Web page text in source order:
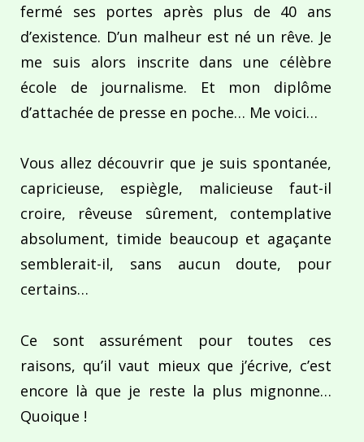
fermé ses portes après plus de 40 ans
d’existence. D’un malheur est né un rêve. Je
me suis alors inscrite dans une célèbre
école de journalisme. Et mon diplôme
d’attachée de presse en poche… Me voici…
Vous allez découvrir que je suis spontanée,
capricieuse, espiègle, malicieuse faut-il
croire, rêveuse sûrement, contemplative
absolument, timide beaucoup et agaçante
semblerait-il, sans aucun doute, pour
certains…
Ce sont assurément pour toutes ces
raisons, qu’il vaut mieux que j’écrive, c’est
encore là que je reste la plus mignonne…
Quoique !